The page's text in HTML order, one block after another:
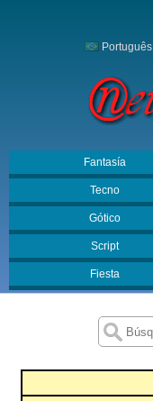
Português
Fantasía
Tecno
Gótico
Script
Fiesta